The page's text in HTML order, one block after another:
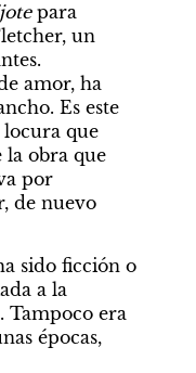
para
un
amor, ha
Es este
locura que
la obra que
por
de nuevo
sido ficción o
a la
Tampoco era
épocas,